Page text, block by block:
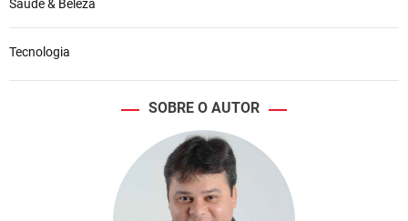
Saúde & Beleza
Tecnologia
SOBRE O AUTOR